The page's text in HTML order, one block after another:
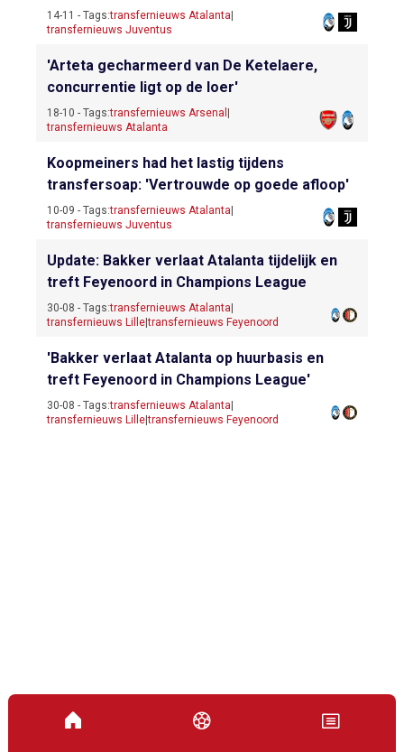
14-11 - Tags:transfernieuws Atalanta|
transfernieuws Juventus
'Arteta gecharmeerd van De Ketelaere,
concurrentie ligt op de loer'
18-10 - Tags:transfernieuws Arsenal |
transfernieuws Atalanta
Koopmeiners had het lastig tijdens
transfersoap: 'Vertrouwde op goede afloop'
10-09 - Tags:transfernieuws Atalanta|
transfernieuws Juventus
Update: Bakker verlaat Atalanta tijdelijk en
treft Feyenoord in Champions League
30-08 - Tags:transfernieuws Atalanta|
transfernieuws Lille|transfernieuws Feyenoord
'Bakker verlaat Atalanta op huurbasis en
treft Feyenoord in Champions League'
30-08 - Tags:transfernieuws Atalanta|
transfernieuws Lille|transfernieuws Feyenoord